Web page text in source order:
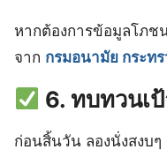
หากต้องการข้อมูลโภช
จาก กรมอนามัย กระท
6. ทบทวนเ
ก่อนสิ้นวัน ลองนั่งสงบๆ